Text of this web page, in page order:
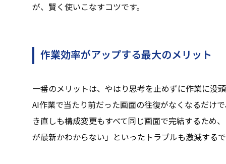
が、賢く使いこなすコツです。
作業効率がアップする最大のメリット
一番のメリットは、やはり思考を止めずに作業に没
AI作業で当たり前だった画面の往復がなくなるだけ
き直しも構成変更もすべて同じ画面で完結するため
が最新かわからない」といったトラブルも激減する